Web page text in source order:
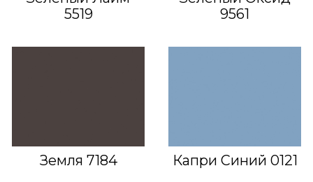
5519
9561
Земля 7184 Капри Синий 0121